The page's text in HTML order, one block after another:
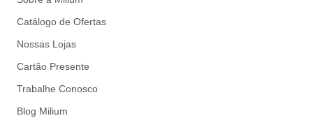
Catálogo de Ofertas
Nossas Lojas
Cartão Presente
Trabalhe Conosco
Blog Milium